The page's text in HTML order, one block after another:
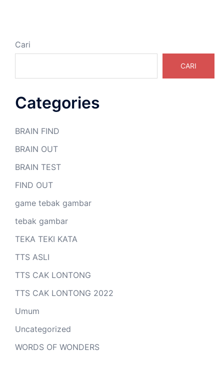
Cari
CARI
Categories
BRAIN FIND
BRAIN OUT
BRAIN TEST
FIND OUT
game tebak gambar
tebak gambar
TEKA TEKI KATA
TTS ASLI
TTS CAK LONTONG
TTS CAK LONTONG 2022
Umum
Uncategorized
WORDS OF WONDERS